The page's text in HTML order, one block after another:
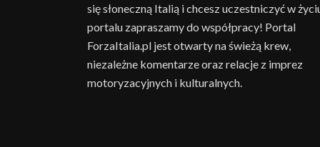
się słoneczną Italią i chcesz uczestniczyć w
portalu zapraszamy do współpracy! Portal
ForzaItalia.pl jest otwarty na świeżą krew,
niezależne komentarze oraz relacje z imprez
motoryzacyjnych i kulturalnych.